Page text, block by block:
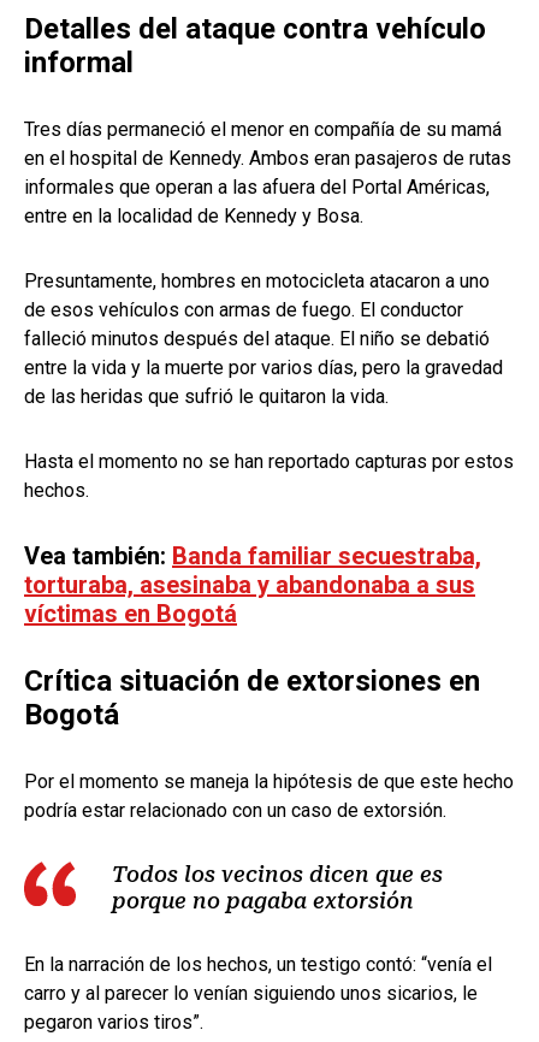
Detalles del ataque contra vehículo
informal
Tres días permaneció el menor en compañía de su mamá
en el hospital de Kennedy. Ambos eran pasajeros de rutas
informales que operan a las afuera del Portal Américas,
entre en la localidad de Kennedy y Bosa.
Presuntamente, hombres en motocicleta atacaron a uno
de esos vehículos con armas de fuego. El conductor
falleció minutos después del ataque. El niño se debatió
entre la vida y la muerte por varios días, pero la gravedad
de las heridas que sufrió le quitaron la vida.
Hasta el momento no se han reportado capturas por estos
hechos.
Vea también: Banda familiar secuestraba,
torturaba, asesinaba y abandonaba a sus
víctimas en Bogotá
Crítica situación de extorsiones en
Bogotá
Por el momento se maneja la hipótesis de que este hecho
podría estar relacionado con un caso de extorsión.
Todos los vecinos dicen que es
porque no pagaba extorsión
En la narración de los hechos, un testigo contó: “venía el
carro y al parecer lo venían siguiendo unos sicarios, le
pegaron varios tiros”.